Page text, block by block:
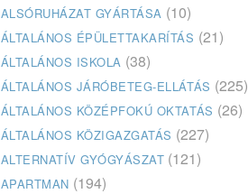
ALSÓRUHÁZAT GYÁRTÁSA (10)
ÁLTALÁNOS ÉPÜLETTAKARÍTÁS (21)
ÁLTALÁNOS ISKOLA (38)
ÁLTALÁNOS JÁRÓBETEG-ELLÁTÁS (225)
ÁLTALÁNOS KÖZÉPFOKÚ OKTATÁS (26)
ÁLTALÁNOS KÖZIGAZGATÁS (227)
ALTERNATÍV GYÓGYÁSZAT (121)
APARTMAN (194)